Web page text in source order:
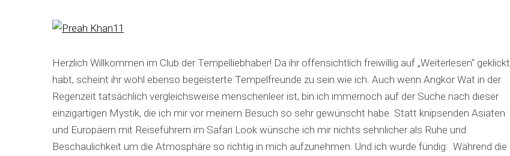
Herzlich Willkommen im Club der Tempelliebhaber! Da ihr offensichtlich freiwillig auf „Weiterlesen“ geklickt
habt, scheint ihr wohl ebenso begeisterte Tempelfreunde zu sein wie ich. Auch wenn Angkor Wat in der
Regenzeit tatsächlich vergleichsweise menschenleer ist, bin ich immernoch auf der Suche nach dieser
einzigartigen Mystik, die ich mir vor meinem Besuch so sehr gewünscht habe. Statt knipsenden Asiaten
und Europäern mit Reiseführern im Safari Look wünsche ich mir nichts sehnlicher als Ruhe und
Beschaulichkeit um die Atmosphäre so richtig in mich aufzunehmen. Und ich wurde fündig: Während die